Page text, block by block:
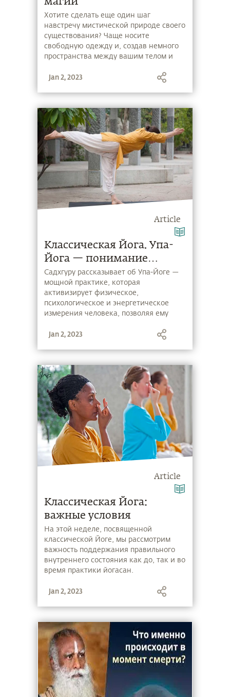
Хотите сделать еще один шаг
навстречу мистической природе своего
существования? Чаще носите
свободную одежду и, создав немного
пространства между вашим телом и
элементарной магии. В новом видео
духовного прогресса.
Jan 2, 2023
Article
Классическая Йога. Упа-
Йога — понимание
собственного тела
Садхгуру рассказывает об Упа-Йоге —
мощной практике, которая
активизирует физическое,
психологическое и энергетическое
измерения человека, позволяя ему
Jan 2, 2023
Article
Классическая Йога:
важные условия
На этой неделе, посвященной
классической Йоге, мы рассмотрим
важность поддержания правильного
внутреннего состояния как до, так и во
время практики йогасан.
Jan 2, 2023